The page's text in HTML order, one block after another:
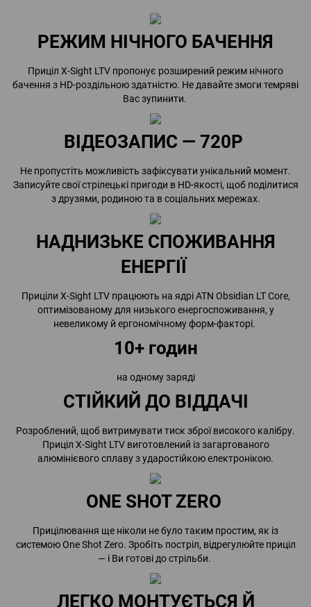
РЕЖИМ НІЧНОГО БАЧЕННЯ
Приціл X-Sight LTV пропонує розширений режим нічного
бачення з HD-роздільною здатністю. Не давайте змоги темряві
Вас зупинити.
ВІДЕОЗАПИС — 720P
Не пропустіть можливість зафіксувати унікальний момент.
Записуйте свої стрілецькі пригоди в HD-якості, щоб поділитися
з друзями, родиною та в соціальних мережах.
НАДНИЗЬКЕ СПОЖИВАННЯ
ЕНЕРГІЇ
Приціли X-Sight LTV працюють на ядрі ATN Obsidian LT Core,
оптимізованому для низького енергоспоживання, у
невеликому й ергономічному форм-факторі.
10+ годин
на одному заряді
СТІЙКИЙ ДО ВІДДАЧІ
Розроблений, щоб витримувати тиск зброї високого калібру.
Приціл X-Sight LTV виготовлений із загартованого
алюмінієвого сплаву з ударостійкою електронікою.
ONE SHOT ZERO
Прицілювання ще ніколи не було таким простим, як із
системою One Shot Zero. Зробіть постріл, відрегулюйте приціл
— і Ви готові до стрільби.
ЛЕГКО МОНТУЄТЬСЯ Й